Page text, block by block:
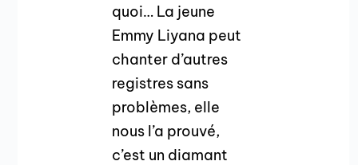
quoi… La jeune
Emmy Liyana peut
chanter d’autres
registres sans
problèmes, elle
nous l’a prouvé,
c’est un diamant